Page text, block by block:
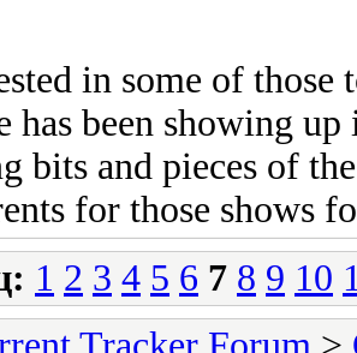
in some of
has been showing
bits and pieces of
for those shows
1 2 3 4 5 6 7 8 9 10